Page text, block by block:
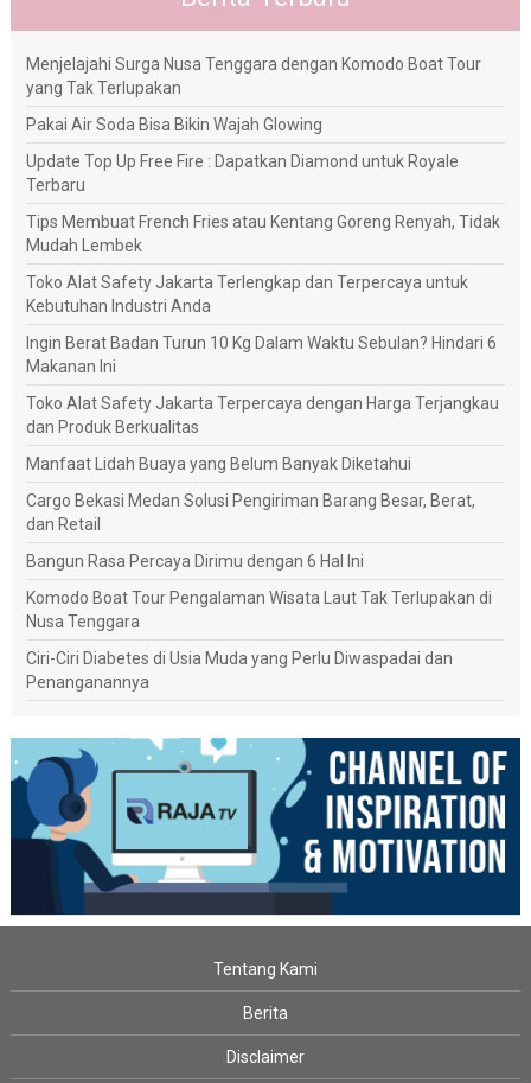
Menjelajahi Surga Nusa Tenggara dengan Komodo Boat Tour
yang Tak Terlupakan
Pakai Air Soda Bisa Bikin Wajah Glowing
Update Top Up Free Fire : Dapatkan Diamond untuk Royale
Terbaru
Tips Membuat French Fries atau Kentang Goreng Renyah, Tidak
Mudah Lembek
Toko Alat Safety Jakarta Terlengkap dan Terpercaya untuk
Kebutuhan Industri Anda
Ingin Berat Badan Turun 10 Kg Dalam Waktu Sebulan? Hindari 6
Makanan Ini
Toko Alat Safety Jakarta Terpercaya dengan Harga Terjangkau
dan Produk Berkualitas
Manfaat Lidah Buaya yang Belum Banyak Diketahui
Cargo Bekasi Medan Solusi Pengiriman Barang Besar, Berat,
dan Retail
Bangun Rasa Percaya Dirimu dengan 6 Hal Ini
Komodo Boat Tour Pengalaman Wisata Laut Tak Terlupakan di
Nusa Tenggara
Ciri-Ciri Diabetes di Usia Muda yang Perlu Diwaspadai dan
Penanganannya
Tentang Kami
Berita
Disclaimer